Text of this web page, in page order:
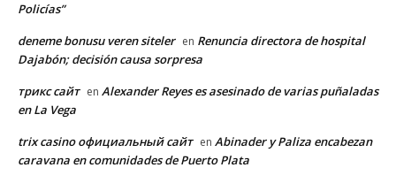
Policías”
deneme bonusu veren siteler en Renuncia directora de hospital
Dajabón; decisión causa sorpresa
трикс сайт en Alexander Reyes es asesinado de varias puñaladas
en La Vega
trix casino официальный сайт en Abinader y Paliza encabezan
caravana en comunidades de Puerto Plata